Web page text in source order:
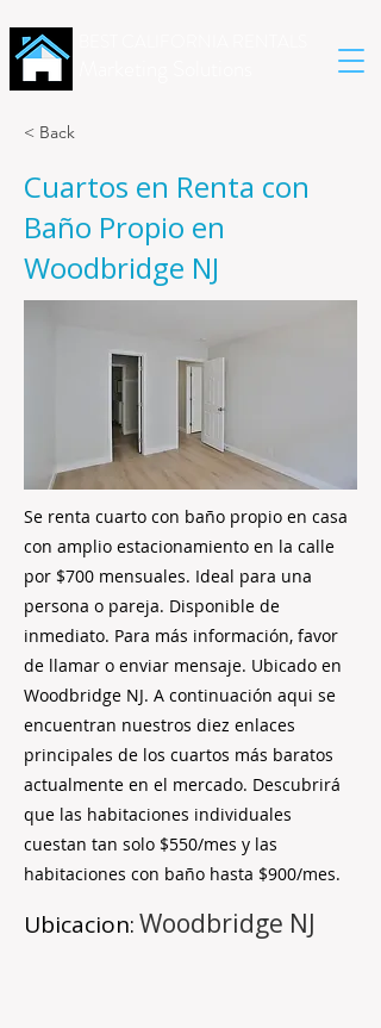
< Back
Cuartos en Renta con
Baño Propio en
Woodbridge NJ
Se renta cuarto con baño propio en casa
con amplio estacionamiento en la calle
por $700 mensuales. Ideal para una
persona o pareja. Disponible de
inmediato. Para más información, favor
de llamar o enviar mensaje. Ubicado en
Woodbridge NJ. A continuación aqui se
encuentran nuestros diez enlaces
principales de los cuartos más baratos
actualmente en el mercado. Descubrirá
que las habitaciones individuales
cuestan tan solo $550/mes y las
habitaciones con baño hasta $900/mes.
Ubicacion:Woodbridge NJ